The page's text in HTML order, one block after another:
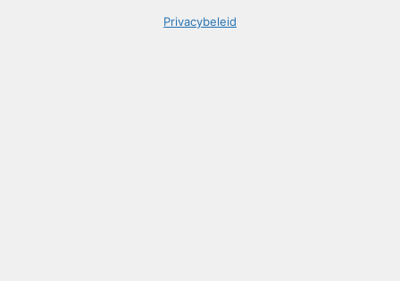
Privacybeleid